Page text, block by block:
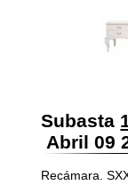
Subasta
Abril 09
Recámara.